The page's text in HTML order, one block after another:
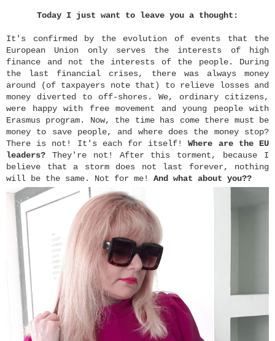
Today I just want to leave you a thought:
It's confirmed by the evolution of events that the
European Union only serves the interests of high
finance and not the interests of the people. During
the last financial crises, there was always money
around (of taxpayers note that) to relieve losses and
money diverted to off-shores. We, ordinary citizens,
were happy with free movement and young people with
Erasmus program. Now, the time has come there must be
money to save people, and where does the money stop?
There is not! It's each for itself!Where are the EU
leaders? They're not! After this torment, because I
believe that a storm does not last forever, nothing
will be the same. Not for me!
And what about you??